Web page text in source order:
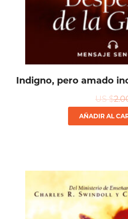
Indigno, pero amado
US $
AÑADIR AL